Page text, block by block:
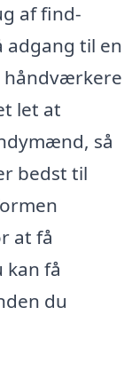
af find-
adgang til en
håndværkere
let at
så
bedst til
at få
få
du